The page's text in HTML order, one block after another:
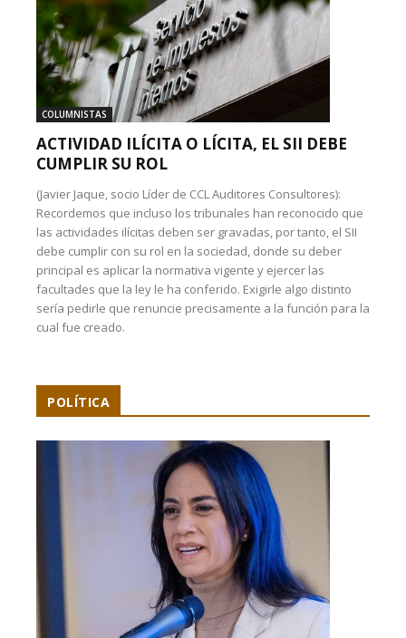
COLUMNISTAS
ACTIVIDAD ILÍCITA O LÍCITA, EL SII DEBE
CUMPLIR SU ROL
(Javier Jaque, socio Líder de CCL Auditores Consultores):
Recordemos que incluso los tribunales han reconocido que
las actividades ilícitas deben ser gravadas, por tanto, el SII
debe cumplir con su rol en la sociedad, donde su deber
principal es aplicar la normativa vigente y ejercer las
facultades que la ley le ha conferido. Exigirle algo distinto
sería pedirle que renuncie precisamente a la función para la
cual fue creado.
POLÍTICA